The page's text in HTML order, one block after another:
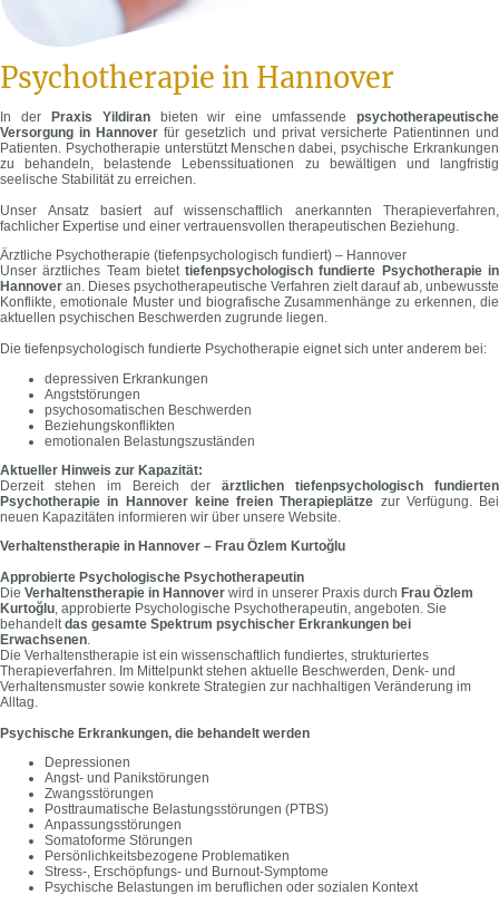
Psychotherapie in Hannover
In der Praxis Yildiranbieten wir eine umfassende psychotherapeutische
Versorgung in Hannover für gesetzlich und privat versicherte Patientinnen und
Patienten. Psychotherapie unterstützt Menschen dabei, psychische Erkrankungen
zu behandeln, belastende Lebenssituationen zu bewältigen und langfristig
seelische Stabilität zu erreichen.
Unser Ansatz basiert auf wissenschaftlich anerkannten Therapieverfahren,
fachlicher Expertise und einer vertrauensvollen therapeutischen Beziehung.
Ärztliche Psychotherapie (tiefenpsychologisch fundiert) – Hannover
Unser ärztliches Team bietettiefenpsychologisch fundierte Psychotherapie in
Hannover an. Dieses psychotherapeutische Verfahren zielt darauf ab, unbewusste
Konflikte, emotionale Muster und biografische Zusammenhänge zu erkennen, die
aktuellen psychischen Beschwerden zugrunde liegen.
Die tiefenpsychologisch fundierte Psychotherapie eignet sich unter anderem bei:
depressiven Erkrankungen
Angststörungen
psychosomatischen Beschwerden
Beziehungskonflikten
emotionalen Belastungszuständen
Aktueller Hinweis zur Kapazität:
Derzeit stehen im Bereich der ärztlichen tiefenpsychologisch fundierten
Psychotherapie in Hannover keine freien Therapieplätze zur Verfügung. Bei
neuen Kapazitäten informieren wir über unsere Website.
Verhaltenstherapie in Hannover – Frau Özlem Kurtoğlu
Approbierte Psychologische Psychotherapeutin
Die Verhaltenstherapie in Hannover wird in unserer Praxis durch Frau Özlem
Kurtoğlu, approbierte Psychologische Psychotherapeutin, angeboten. Sie
behandeltdas gesamte Spektrum psychischer Erkrankungen bei
Erwachsenen.
Die Verhaltenstherapie ist ein wissenschaftlich fundiertes, strukturiertes
Therapieverfahren. Im Mittelpunkt stehen aktuelle Beschwerden, Denk- und
Verhaltensmuster sowie konkrete Strategien zur nachhaltigen Veränderung im
Alltag.
Psychische Erkrankungen, die behandelt werden
Depressionen
Angst- und Panikstörungen
Zwangsstörungen
Posttraumatische Belastungsstörungen (PTBS)
Anpassungsstörungen
Somatoforme Störungen
Persönlichkeitsbezogene Problematiken
Stress-, Erschöpfungs- und Burnout-Symptome
Psychische Belastungen im beruflichen oder sozialen Kontext